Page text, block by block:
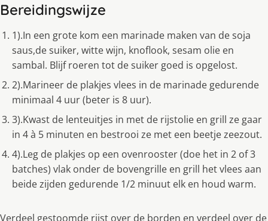
Bereidingswijze
1).In een grote kom een marinade maken van de soja
saus,de suiker, witte wijn, knoflook, sesam olie en
sambal. Blijf roeren tot de suiker goed is opgelost.
2).Marineer de plakjes vlees in de marinade gedurende
minimaal 4 uur (beter is 8 uur).
3).Kwast de lenteuitjes in met de rijstolie en grill ze gaar
in 4 à 5 minuten en bestrooi ze met een beetje zeezout.
4).Leg de plakjes op een ovenrooster (doe het in 2 of 3
batches) vlak onder de bovengrille en grill het vlees aan
beide zijden gedurende 1/2 minuut elk en houd warm.
Verdeel gestoomde rijst over de borden en verdeel over de